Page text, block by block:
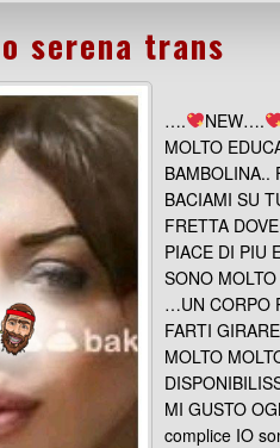
serena trans
…. NEW….
MOLTO
BAMBOLINA..
BACIAMI SU
FRETTA
PIACE DI PIU
SONO
…UN CORPO
FARTI
MOLTO
MI GUSTO
complice IO